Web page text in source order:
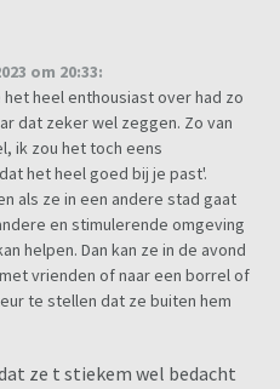
om 20:33:
heel enthousiast over had zo
dat zeker wel zeggen. Zo van
ik zou het toch eens
het heel goed bij je past'.
als ze in een andere stad gaat
en stimulerende omgeving
helpen. Dan kan ze in de avond
vrienden of naar een borrel of
te stellen dat ze buiten hem
ze t stiekem wel bedacht